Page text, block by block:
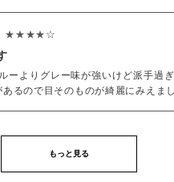
★★★★☆
ーよりグレー味が強いけど派手過
るので目そのものが綺麗にみえま
もっと見る